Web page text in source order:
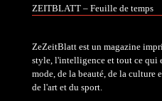
ZEITBLATT – Feuille de temps
ZeZeitBlatt est un magazine
style, l'intelligence et tout ce qui
mode, de la beauté, de la culture
de l'art et du sport.